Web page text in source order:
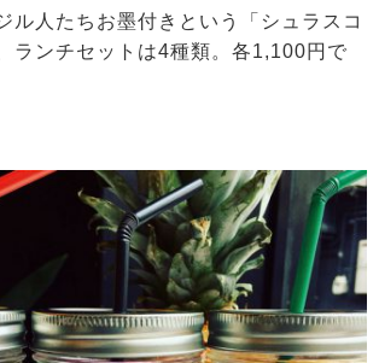
ル人たちお墨付きという「シュラスコ
ランチセットは4種類。各1,100円で